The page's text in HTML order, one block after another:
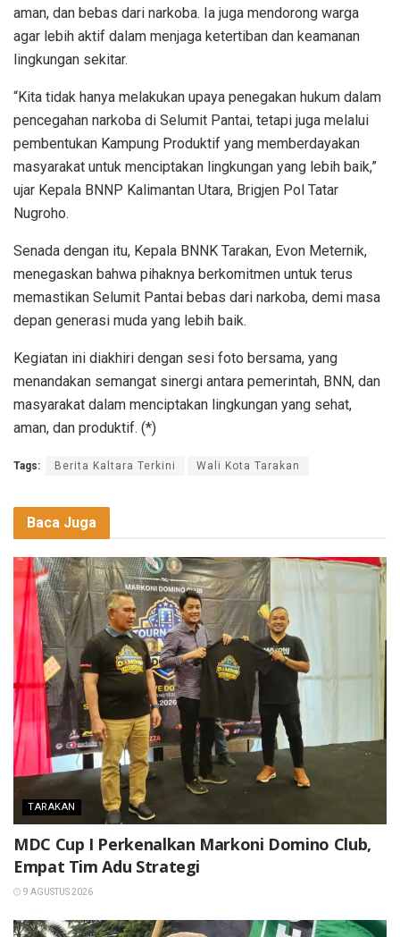
aman, dan bebas dari narkoba. Ia juga mendorong warga
agar lebih aktif dalam menjaga ketertiban dan keamanan
lingkungan sekitar.
“Kita tidak hanya melakukan upaya penegakan hukum dalam
pencegahan narkoba di Selumit Pantai, tetapi juga melalui
pembentukan Kampung Produktif yang memberdayakan
masyarakat untuk menciptakan lingkungan yang lebih baik,”
ujar Kepala BNNP Kalimantan Utara, Brigjen Pol Tatar
Nugroho.
Senada dengan itu, Kepala BNNK Tarakan, Evon Meternik,
menegaskan bahwa pihaknya berkomitmen untuk terus
memastikan Selumit Pantai bebas dari narkoba, demi masa
depan generasi muda yang lebih baik.
Kegiatan ini diakhiri dengan sesi foto bersama, yang
menandakan semangat sinergi antara pemerintah, BNN, dan
masyarakat dalam menciptakan lingkungan yang sehat,
aman, dan produktif. (*)
Tags: Berita Kaltara Terkini Wali Kota Tarakan
Baca Juga
TARAKAN
MDC Cup I Perkenalkan Markoni Domino Club,
Empat Tim Adu Strategi
9 AGUSTUS 2026